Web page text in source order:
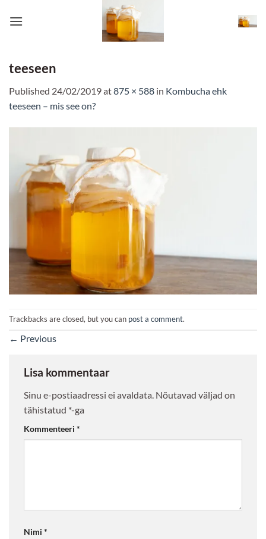
teeseen
Published 24/02/2019at875 × 588 in Kombucha ehk
teeseen – mis see on?
Trackbacks are closed, but you can post a comment.
← Previous
Lisa kommentaar
Sinu e-postiaadressi ei avaldata. Nõutavad väljad on
tähistatud *-ga
Kommenteeri *
Nimi *